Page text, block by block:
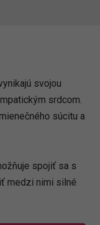
svojou
srdcom.
súcitu a
spojiť sa s
medzi nimi silné